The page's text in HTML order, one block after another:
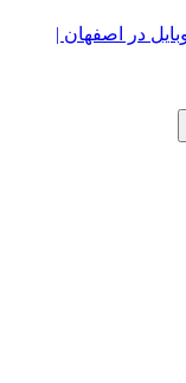
در اصفهان |